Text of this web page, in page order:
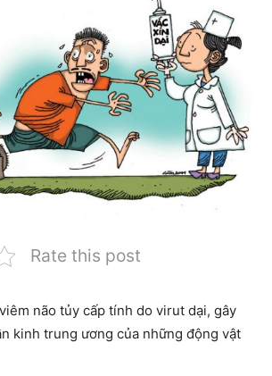
Rate this post
não tủy cấp tính do virut dại, gây
kinh trung ương của những động vật